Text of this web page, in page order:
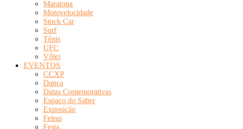
Maratona
Motovelocidade
Stock Car
Surf
Tênis
UFC
Vôlei
EVENTOS
CCXP
Dança
Datas Comemorativas
Espaço do Saber
Exposição
Feiras
Festa